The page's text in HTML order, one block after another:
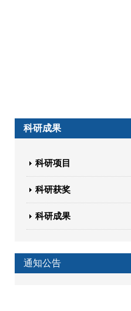
科研成果
科研项目
科研获奖
科研成果
通知公告